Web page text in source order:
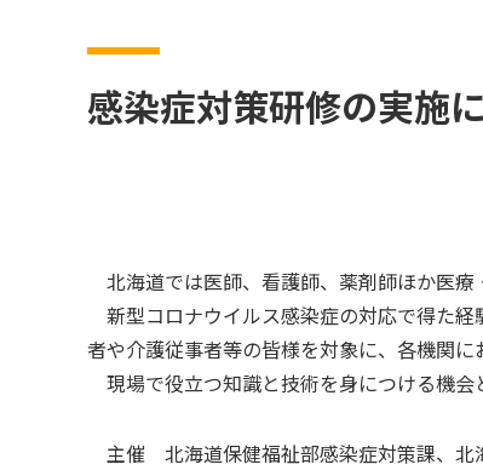
感染症対策研修の実施
北海道では医師、看護師、薬剤師ほか医療
新型コロナウイルス感染症の対応で得た
者や介護従事者等の皆様を対象に、各機関に
現場で役立つ知識と技術を身につける機会
主催 北海道保健福祉部感染症対策課、北